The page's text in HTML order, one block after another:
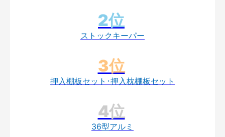
ストックキーパー
押入棚板セット･押入枕棚板セット
36型アルミ